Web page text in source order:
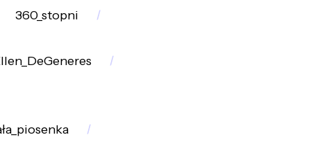
360_stopni